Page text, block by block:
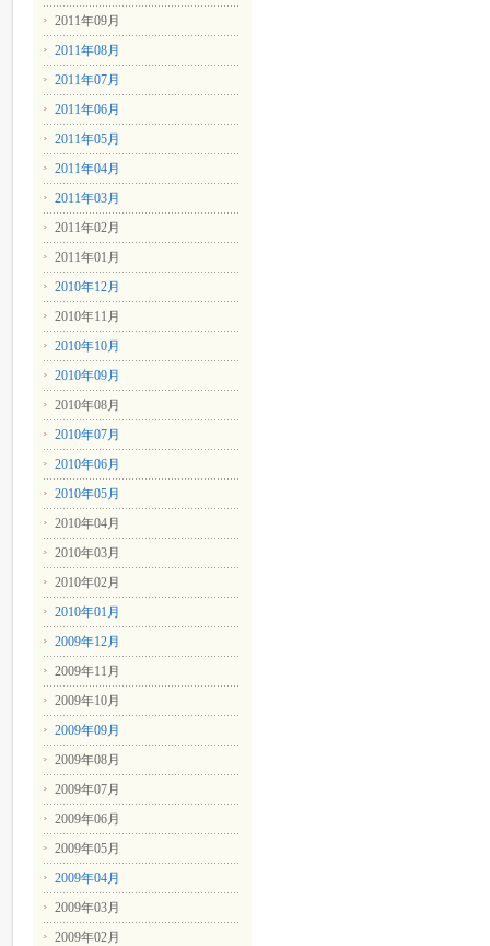
2011年09月
2011年08月
2011年07月
2011年06月
2011年05月
2011年04月
2011年03月
2011年02月
2011年01月
2010年12月
2010年11月
2010年10月
2010年09月
2010年08月
2010年07月
2010年06月
2010年05月
2010年04月
2010年03月
2010年02月
2010年01月
2009年12月
2009年11月
2009年10月
2009年09月
2009年08月
2009年07月
2009年06月
2009年05月
2009年04月
2009年03月
2009年02月